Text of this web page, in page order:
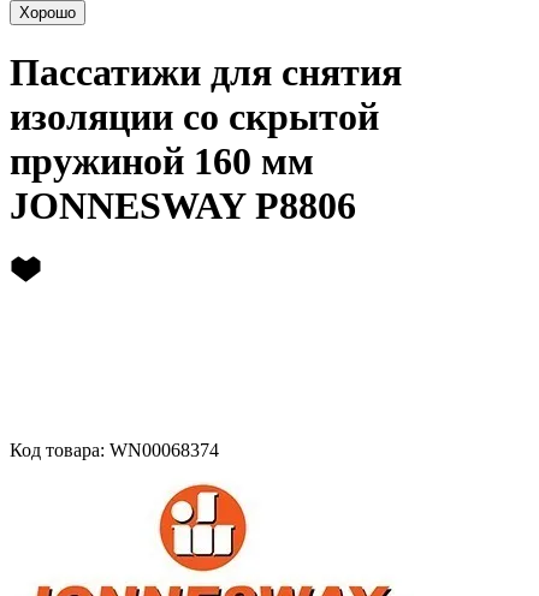
Хорошо
Пассатижи для снятия
изоляции со скрытой
пружиной 160 мм
JONNESWAY P8806
Код товара: WN00068374